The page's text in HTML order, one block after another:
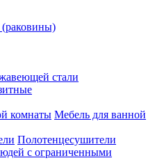
стали
Мебель для ванной
Полотенцесушители